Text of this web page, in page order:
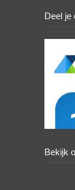
Deel je
Bekijk